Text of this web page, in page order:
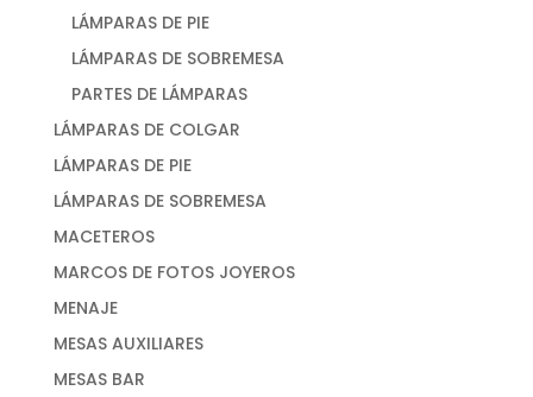
LÁMPARAS DE PIE
LÁMPARAS DE SOBREMESA
PARTES DE LÁMPARAS
LÁMPARAS DE COLGAR
LÁMPARAS DE PIE
LÁMPARAS DE SOBREMESA
MACETEROS
MARCOS DE FOTOS JOYEROS
MENAJE
MESAS AUXILIARES
MESAS BAR